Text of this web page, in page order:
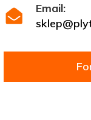
Email: